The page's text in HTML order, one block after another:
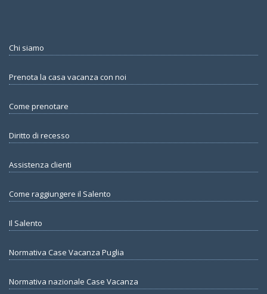
Chi siamo
Prenota la casa vacanza con noi
Come prenotare
Diritto di recesso
Assistenza clienti
Come raggiungere il Salento
Il Salento
Normativa Case Vacanza Puglia
Normativa nazionale Case Vacanza